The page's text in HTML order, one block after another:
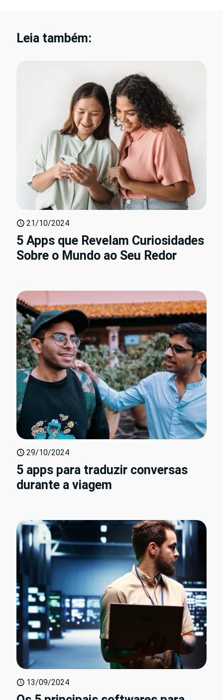
Leia também:
21/10/2024
5 Apps que Revelam Curiosidades
Sobre o Mundo ao Seu Redor
29/10/2024
5 apps para traduzir conversas
durante a viagem
13/09/2024